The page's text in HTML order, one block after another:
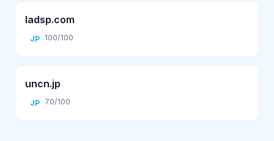
ladsp.com
JP 100/100
uncn.jp
JP 70/100